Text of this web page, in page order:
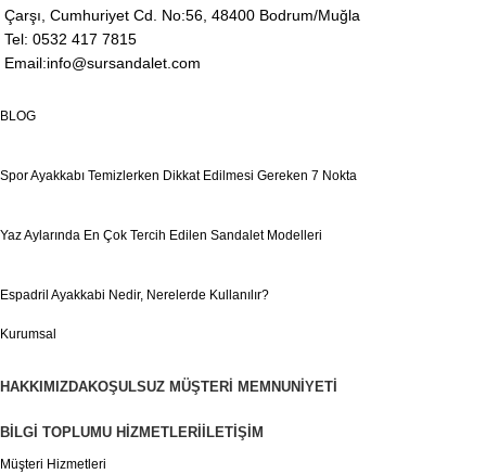
Çarşı, Cumhuriyet Cd. No:56, 48400 Bodrum/Muğla
Tel: 0532 417 7815
Email:info@sursandalet.com
BLOG
Spor Ayakkabı Temizlerken Dikkat Edilmesi Gereken 7 Nokta
Yaz Aylarında En Çok Tercih Edilen Sandalet Modelleri
Espadril Ayakkabi Nedir, Nerelerde Kullanılır?
Kurumsal
HAKKIMIZDAKOŞULSUZ MÜŞTERI MEMNUNIYETI
BILGI TOPLUMU HIZMETLERIİLETIŞIM
Müşteri Hizmetleri